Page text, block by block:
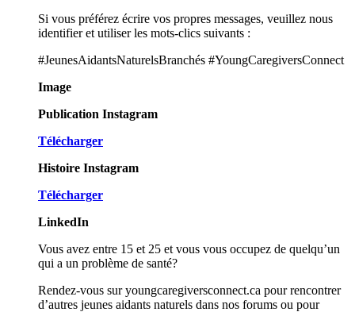
Si vous préférez écrire vos propres messages, veuillez nous
identifier et utiliser les mots-clics suivants :
#JeunesAidantsNaturelsBranchés #YoungCaregiversConnect
Image
Publication Instagram
Télécharger
Histoire Instagram
Télécharger
LinkedIn
Vous avez entre 15 et 25 et vous vous occupez de quelqu’un
qui a un problème de santé?
Rendez-vous sur youngcaregiversconnect.ca pour rencontrer
d’autres jeunes aidants naturels dans nos forums ou pour